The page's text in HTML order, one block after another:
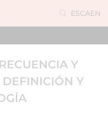
ESCAEN
Y
DEFINICIÓN Y